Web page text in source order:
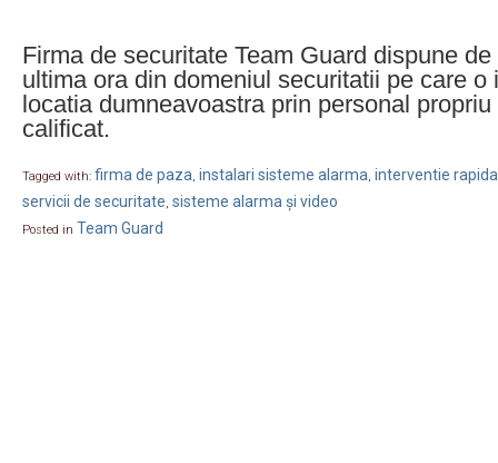
Firma de securitate Team Guard dispune
ultima ora din domeniul securitatii pe care o
locatia dumneavoastra prin personal
calificat.
Tagged with: firma de paza, instalari sisteme alarma, interventie rapida
servicii de securitate, sisteme alarma și video
Posted in Team Guard